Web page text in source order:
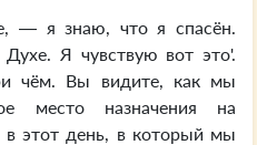
— я знаю, что я спасён.
Я чувствую вот это'.
чём. Вы видите, как мы
место назначения на
этот день, в который мы